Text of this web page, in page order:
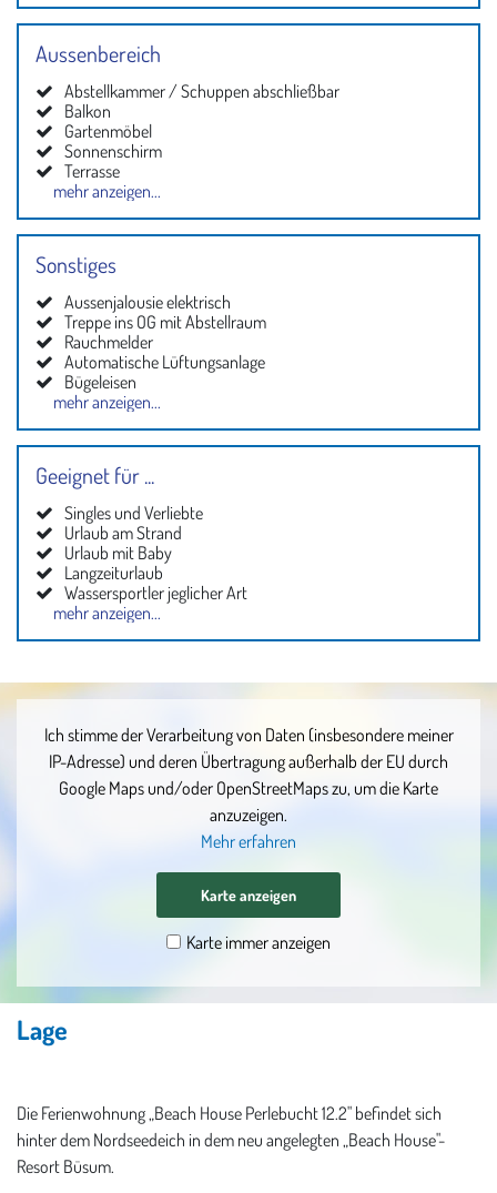
Aussenbereich
Abstellkammer / Schuppen abschließbar
Balkon
Gartenmöbel
Sonnenschirm
Terrasse
Parkplatz
Garten
mehr anzeigen...
Sonstiges
Aussenjalousie elektrisch
Treppe ins OG mit Abstellraum
Rauchmelder
Automatische Lüftungsanlage
Bügeleisen
W-LAN
Verdunkelungsplissees
Fußbodenheizung
Bügelbrett
Stromkosten sind bei diesem Objekt inkl.
Internet
Haustiere nicht erlaubt
Staubsauger
mehr anzeigen...
Geeignet für ...
Singles und Verliebte
Urlaub am Strand
Urlaub mit Baby
Langzeiturlaub
Wassersportler jeglicher Art
Nichtraucher
Familienurlaub
mehr anzeigen...
Ich stimme der Verarbeitung von Daten (insbesondere meiner
IP-Adresse) und deren Übertragung außerhalb der EU durch
Google Maps und/oder OpenStreetMaps zu, um die Karte
anzuzeigen.
Mehr erfahren
Karte anzeigen
Karte immer anzeigen
Lage
Die Ferienwohnung „Beach House Perlebucht 12.2" befindet sich
hinter dem Nordseedeich in dem neu angelegten „Beach House"-
Resort Büsum.